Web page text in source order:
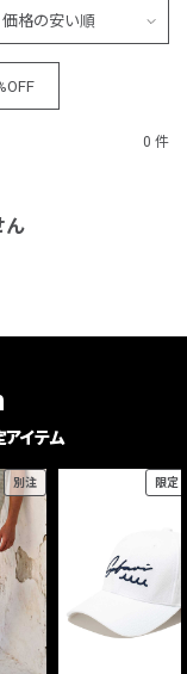
価格の安い順
0 件
ん
イテム
別注 限定